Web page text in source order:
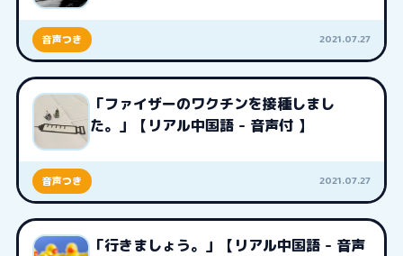
音声つき 2021.07.27
「ファイザーのワクチンを接種しまし
た。」【リアル中国語 - 音声付 】
音声つき 2021.07.27
「行きましょう。」【リアル中国語 - 音声